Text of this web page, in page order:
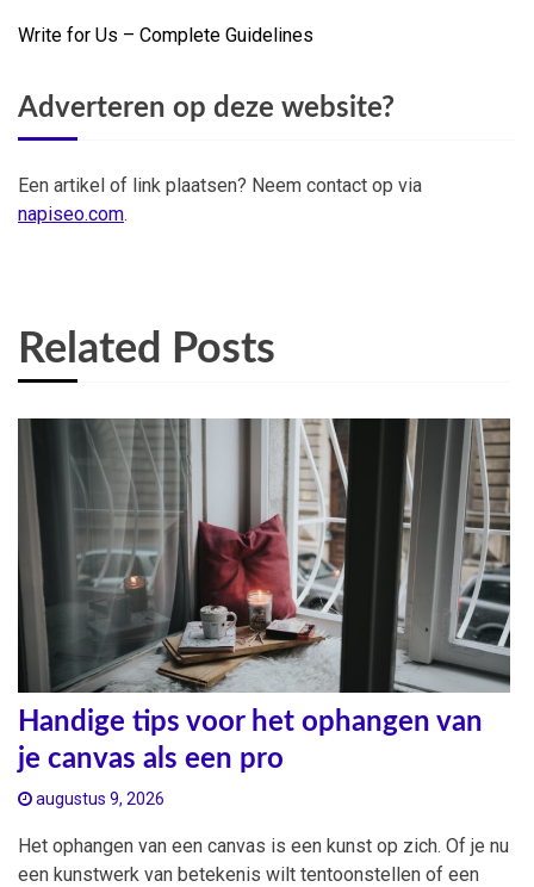
Write for Us – Complete Guidelines
Adverteren op deze website?
Een artikel of link plaatsen? Neem contact op via
napiseo.com.
Related Posts
Handige tips voor het ophangen van
je canvas als een pro
augustus 9, 2026
Het ophangen van een canvas is een kunst op zich. Of je nu
een kunstwerk van betekenis wilt tentoonstellen of een